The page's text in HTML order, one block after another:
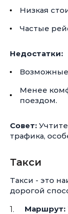
Низкая
Частые
Недостатки:
Возможные
Менее
поездом.
Совет:
трафика,
Такси
Такси - это
дорогой
Маршрут: